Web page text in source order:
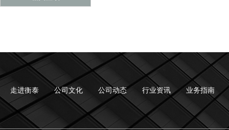
走进衡泰 公司文化 公司动态 行业资讯 业务指南